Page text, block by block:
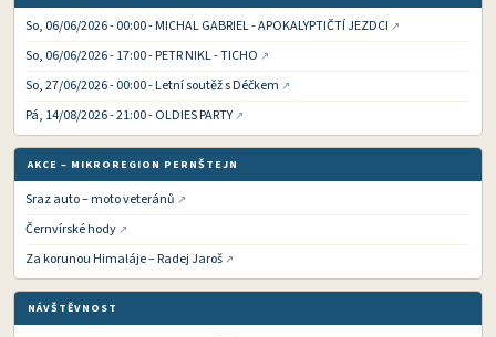
So, 06/06/2026 - 00:00 - MICHAL GABRIEL - APOKALYPTIČTÍ JEZDCI
So, 06/06/2026 - 17:00 - PETR NIKL - TICHO
So, 27/06/2026 - 00:00 - Letní soutěž s Déčkem
Pá, 14/08/2026 - 21:00 - OLDIES PARTY
AKCE – MIKROREGION PERNŠTEJN
Sraz auto – moto veteránů
Černvírské hody
Za korunou Himaláje – Radej Jaroš
NÁVŠTĚVNOST